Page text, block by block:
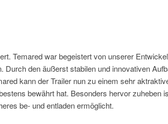
Temared war begeistert von unserer
den äußerst stabilen und innovativen
kann der Trailer nun zu einem sehr
bewährt hat. Besonders hervor zuheben
be- und entladen ermöglicht.